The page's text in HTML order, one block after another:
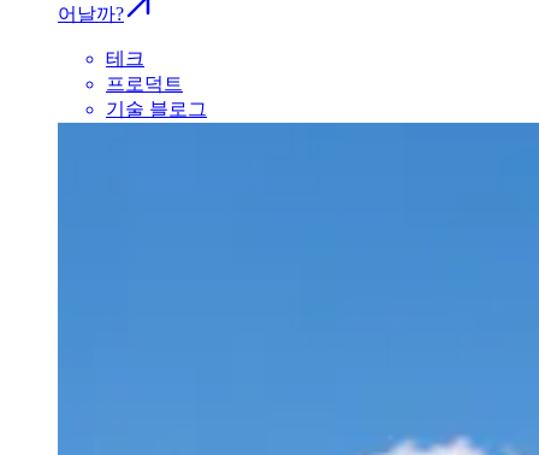
어날까?
테크
프로덕트
기술 블로그